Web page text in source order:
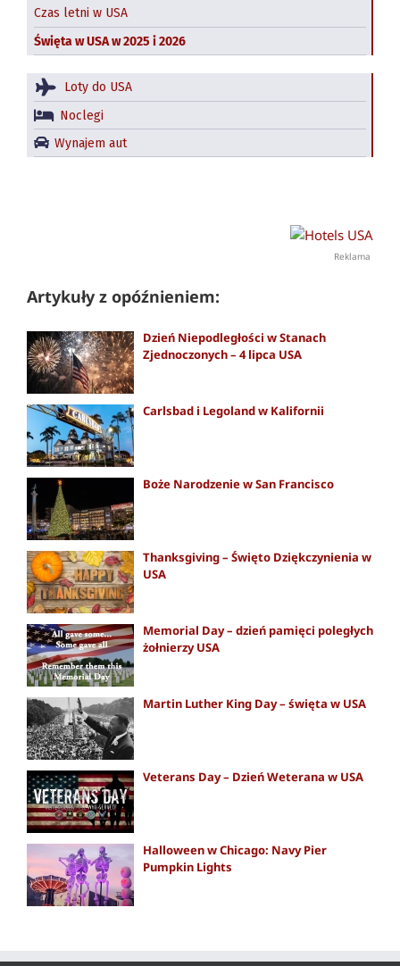
Czas letni w USA
Święta w USA w 2025 i 2026
Loty do USA
Noclegi
Wynajem aut
Reklama
Artykuły z opóźnieniem:
Dzień Niepodległości w Stanach
Zjednoczonych – 4 lipca USA
Carlsbad i Legoland w Kalifornii
Boże Narodzenie w San Francisco
Thanksgiving – Święto Dziękczynienia w
USA
Memorial Day – dzień pamięci poległych
żołnierzy USA
Martin Luther King Day – święta w USA
Veterans Day – Dzień Weterana w USA
Halloween w Chicago: Navy Pier
Pumpkin Lights